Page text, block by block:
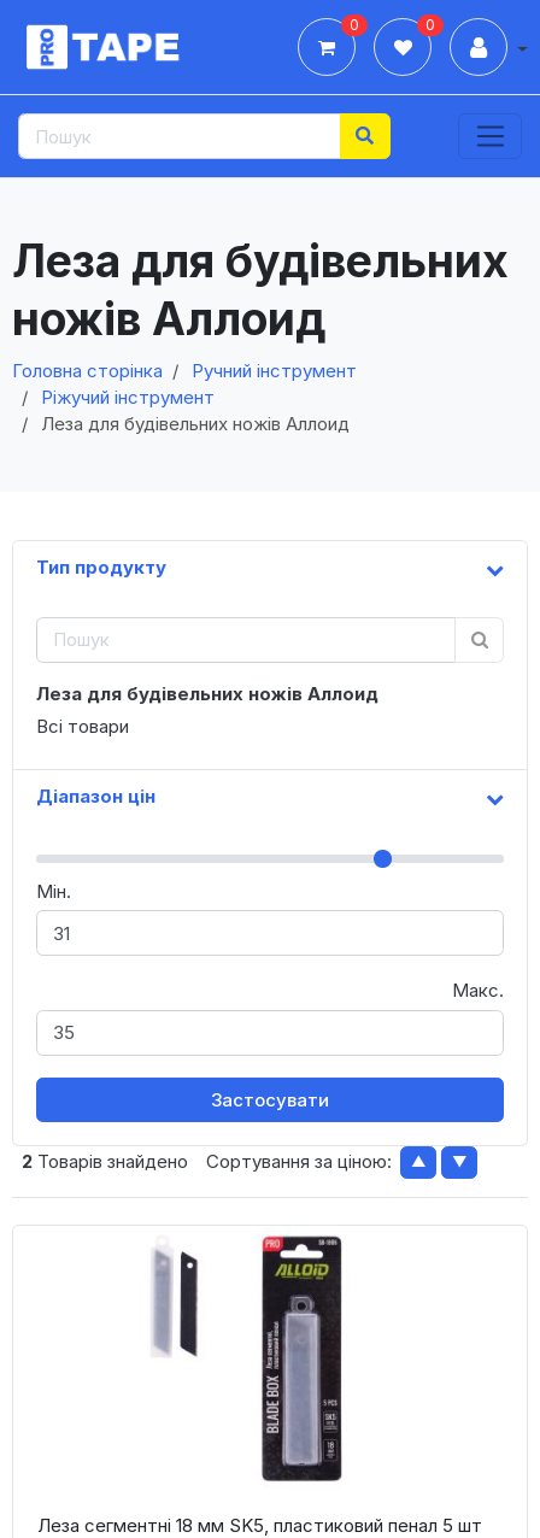
0 0
Леза для будівельних
ножів Аллоид
Головна сторінка
Ручний інструмент
Ріжучий інструмент
Леза для будівельних ножів Аллоид
Тип продукту
Леза для будівельних ножів Аллоид
Всі товари
Діапазон цін
Мін.
Макс.
Застосувати
2Товарів знайдено Сортування за ціною: ▲ ▼
Леза сегментні 18 мм SK5, пластиковий пенал 5 шт